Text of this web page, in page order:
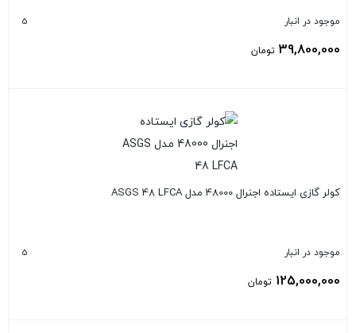
موجود در انبار 5
39,800,000 تومان
کولر گازی ایستاده اجنرال 48000 مدل ASGS 48 LFCA
موجود در انبار 5
125,000,000 تومان